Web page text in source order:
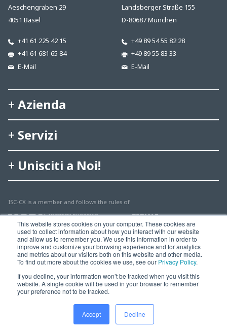
This website stores cookies on your computer. These cookies are
used to collect information about how you interact with our website
and allow us to remember you. We use this information in order to
improve and customize your browsing experience and for analytics
and metrics about our visitors both on this website and other media.
To find out more about the cookies we use, see our Privacy Policy.
If you decline, your information won’t be tracked when you visit this
website. A single cookie will be used in your browser to remember
your preference not to be tracked.
Accept Decline
Aeschengraben 29
4051 Basel
+41 61 225 42 15
+41 61 681 65 84
E-Mail
Landsberger Straße 155
D-80687 München
+49 89 54 55 82 28
+49 89 55 83 33
E-Mail
Azienda
Servizi
Unisciti a Noi!
ISC-CX is a member and follows the rules of
© 2025 Multisearch AG
Imprint, Legal & Privacy